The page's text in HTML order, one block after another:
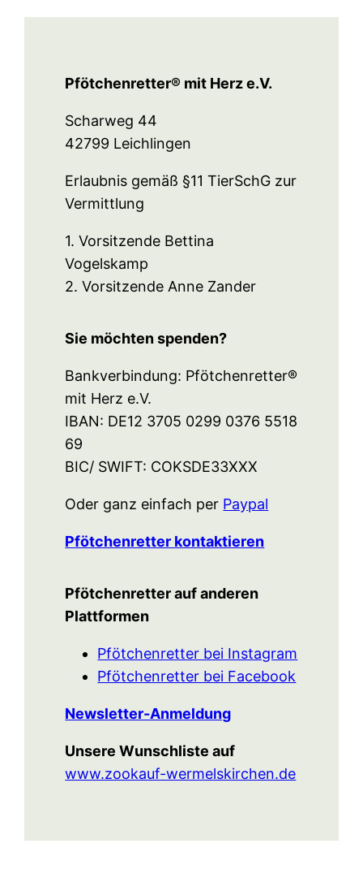
Pfötchenretter® mit Herz e.V.
Scharweg 44
42799 Leichlingen
Erlaubnis gemäß §11 TierSchG zur
Vermittlung
1. Vorsitzende Bettina
Vogelskamp
2. Vorsitzende Anne Zander
Sie möchten spenden?
Bankverbindung: Pfötchenretter®
mit Herz e.V.
IBAN: DE12 3705 0299 0376 5518
69
BIC/ SWIFT: COKSDE33XXX
Oder ganz einfach per Paypal
Pfötchenretter kontaktieren
Pfötchenretter auf anderen
Plattformen
Pfötchenretter bei Instagram
Pfötchenretter bei Facebook
Newsletter-Anmeldung
Unsere Wunschliste auf
www.zookauf-wermelskirchen.de